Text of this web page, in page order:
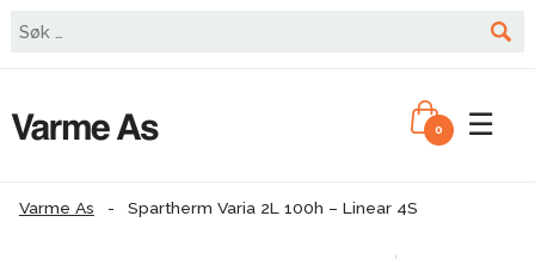
☰
0
Varme As - Spartherm Varia 2L 100h – Linear 4S